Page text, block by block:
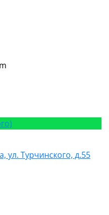
ул. Турчинского, д.55